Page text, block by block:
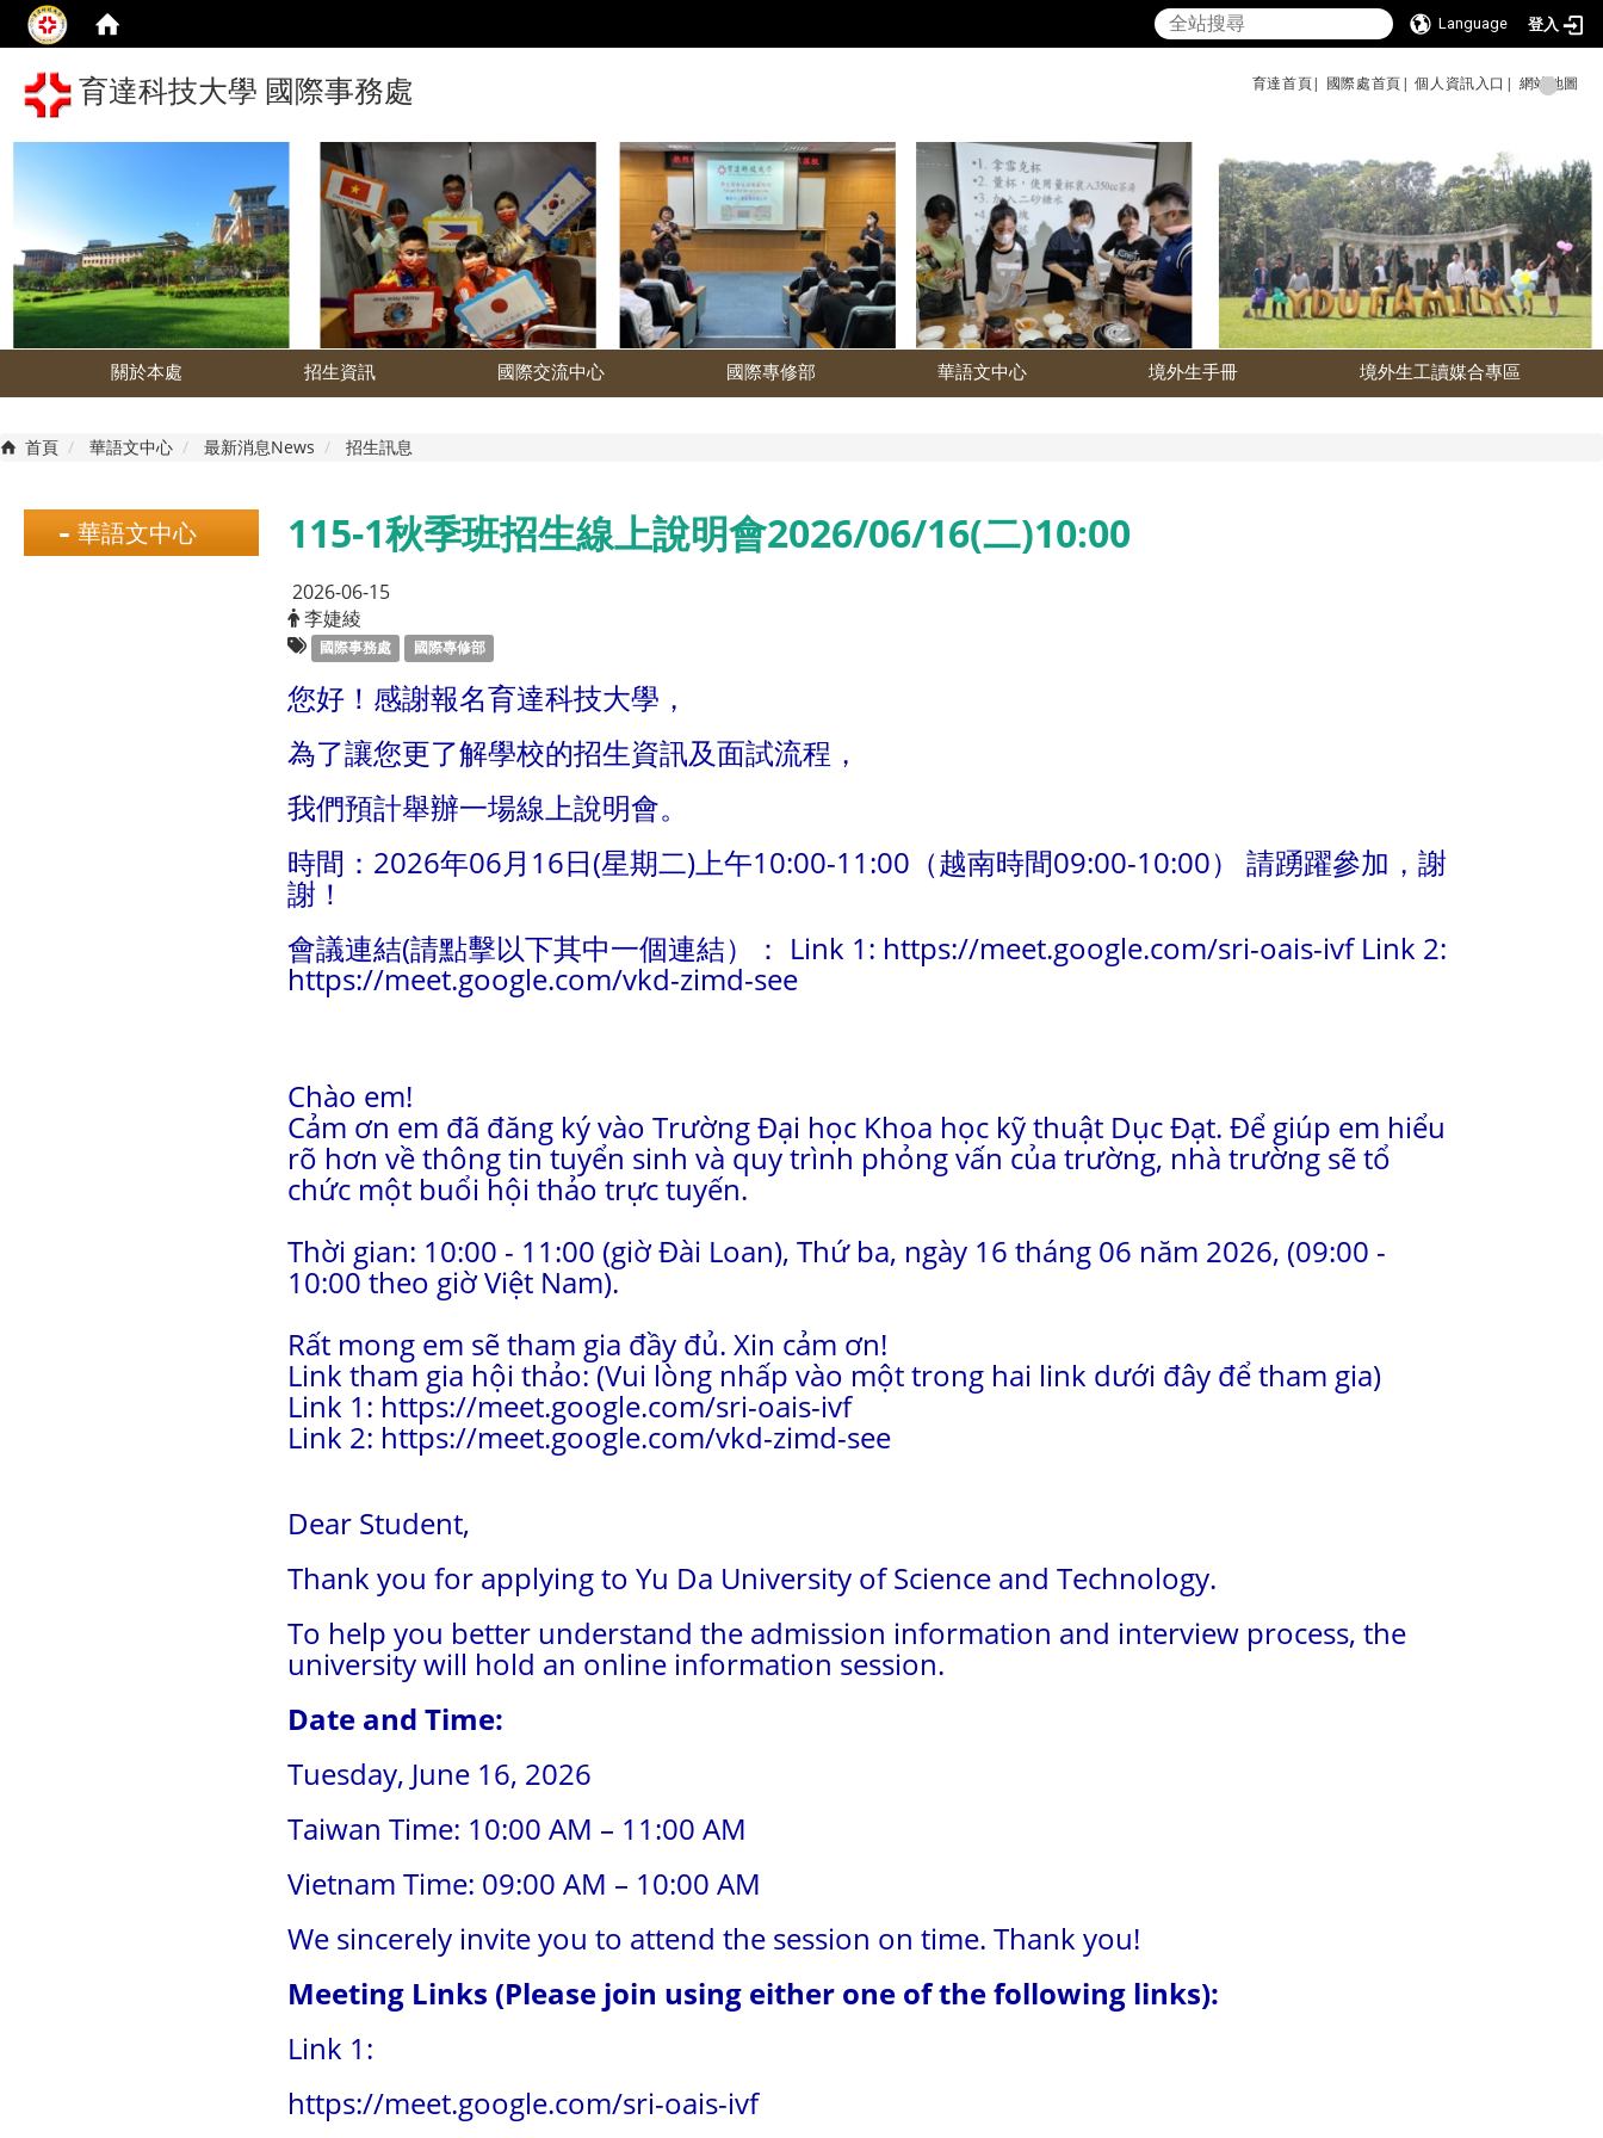
Language 登入
育達科技大學 國際事務處 育達首頁| 國際處首頁| 個人資訊入口| 網站地圖
關於本處 招生資訊 國際交流中心 國際專修部 華語文中心 境外生手冊 境外生工讀媒合專區
首頁 華語文中心 最新消息News 招生訊息
華語文中心 115-1秋季班招生線上說明會2026/06/16(二)10:00
2026-06-15
李婕綾
國際事務處 國際專修部
您好！感謝報名育達科技大學，
為了讓您更了解學校的招生資訊及面試流程，
我們預計舉辦一場線上說明會。
時間：2026年06月16日(星期二)上午10:00-11:00（越南時間09:00-10:00） 請踴躍參加，謝
謝！
會議連結(請點擊以下其中一個連結）： Link 1: https://meet.google.com/sri-oais-ivfLink 2:
https://meet.google.com/vkd-zimd-see
Chào em!
Cảm ơn em đã đăng ký vào Trường Đại học Khoa học kỹ thuật Dục Đạt. Để giúp em hiểu
rõ hơn về thông tin tuyển sinh và quy trình phỏng vấn của trường, nhà trường sẽ tổ
chức một buổi hội thảo trực tuyến.
Thời gian: 10:00 - 11:00 (giờ Đài Loan), Thứ ba, ngày 16 tháng 06 năm 2026, (09:00 -
10:00 theo giờ Việt Nam).
Rất mong em sẽ tham gia đầy đủ. Xin cảm ơn!
Link tham gia hội thảo: (Vui lòng nhấp vào một trong hai link dưới đây để tham gia)
Link 1: https://meet.google.com/sri-oais-ivf
Link 2: https://meet.google.com/vkd-zimd-see
Dear Student,
Thank you for applying to Yu Da University of Science and Technology.
To help you better understand the admission information and interview process, the
university will hold an online information session.
Date and Time:
Tuesday, June 16, 2026
Taiwan Time: 10:00 AM – 11:00 AM
Vietnam Time: 09:00 AM – 10:00 AM
We sincerely invite you to attend the session on time. Thank you!
Meeting Links (Please join using either one of the following links):
Link 1:
https://meet.google.com/sri-oais-ivf